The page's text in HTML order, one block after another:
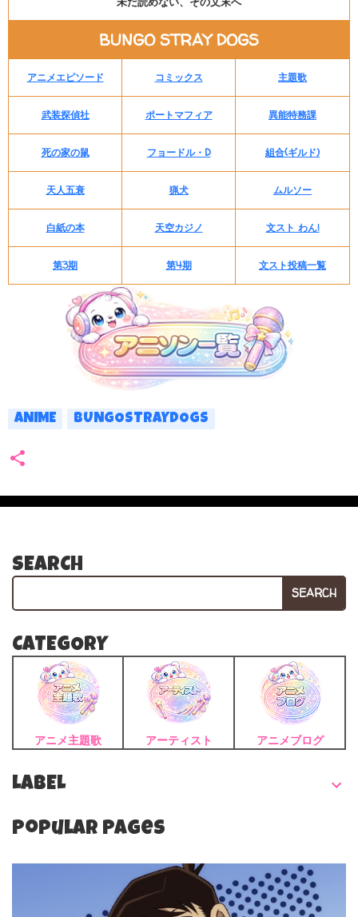
BUNGO STRAY DOGS
アニメエピソード コミックス 主題歌
武装探偵社 ポートマフィア 異能特務課
死の家の鼠 フョードル・D 組合(ギルド)
天人五衰 猟犬 ムルソー
白紙の本 天空カジノ 文スト わん!
第3期 第4期 文スト投稿一覧
ANIME BUNGOSTRAYDOGS
SEARCH
SEARCH
CATEGORY
アニメ主題歌 アーティスト アニメブログ
LABEL
Popular Pages